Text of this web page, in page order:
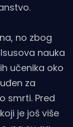
no zbog
nauka
učenika oko
za
smrti. Pred
je još više